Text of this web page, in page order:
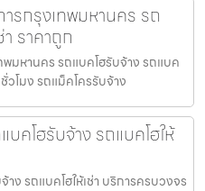
รกรุงเทพมหานคร รถ
ราคาถูก
มหานคร รถแบคโฮรับจ้าง รถแบค
วโมง รถแม็คโครรับจ้าง
บคโฮรับจ้าง รถแบคโฮให้
าง รถแบคโฮให้เช่า บริการครบวงจร